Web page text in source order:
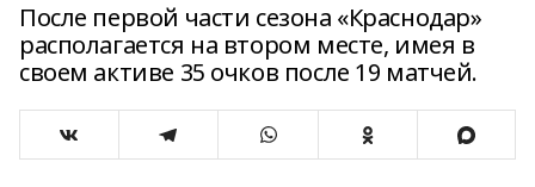
После первой части сезона «Краснодар»
располагается на втором месте, имея в
своем активе 35 очков после 19 матчей.